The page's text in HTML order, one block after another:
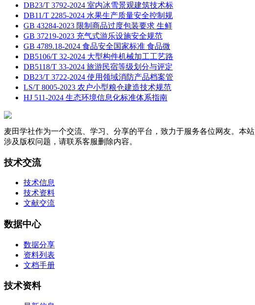
DB23/T 3792-2024 室内冰雪景观建筑技术标
DB11/T 2285-2024 水果生产质量安全控制规
GB 43284-2023 限制商品过度包装要求 生鲜
GB 37219-2023 充气式游乐设施安全规范
GB 4789.18-2024 食品安全国家标准 食品微
DB5106/T 32-2024 大型构件机械加工工艺路
DB5118/T 33-2024 旅游民宿等级划分与评定
DB23/T 3722-2024 使用领域消防产品档案管
LS/T 8005-2023 农户小型粮仓建造技术规范
HJ 511-2024 生态环境信息化标准体系指南
麦田学社作为一个交流、学习、分享的平台，致力于服务各位网友。本
涉及版权问题，请联系客服删除内容。
技术交流
技术信息
技术资料
文献交流
数据中心
数据分享
资料列表
文档手册
技术资料